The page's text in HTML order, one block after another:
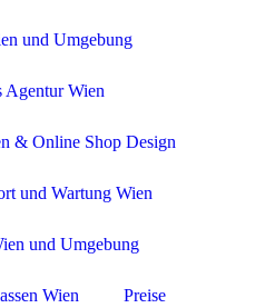
und Umgebung
Agentur Wien
& Online Shop Design
und Wartung Wien
und Umgebung
Wien Preise